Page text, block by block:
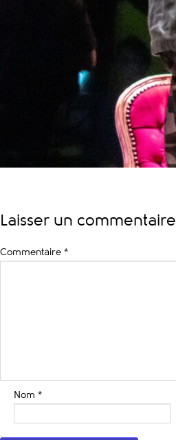
Laisser un commentaire
Commentaire *
Nom *